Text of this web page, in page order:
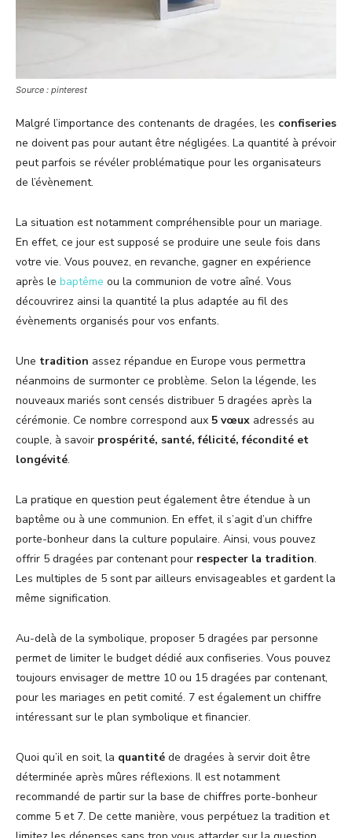
Source : pinterest
Malgré l’importance des contenants de dragées, les confiseries
ne doivent pas pour autant être négligées. La quantité à prévoir
peut parfois se révéler problématique pour les organisateurs
de l’évènement.
La situation est notamment compréhensible pour un mariage.
En effet, ce jour est supposé se produire une seule fois dans
votre vie. Vous pouvez, en revanche, gagner en expérience
après le baptême ou la communion de votre aîné. Vous
découvrirez ainsi la quantité la plus adaptée au fil des
évènements organisés pour vos enfants.
Une tradition assez répandue en Europe vous permettra
néanmoins de surmonter ce problème. Selon la légende, les
nouveaux mariés sont censés distribuer 5 dragées après la
cérémonie. Ce nombre correspond aux 5 vœux adressés au
couple, à savoir prospérité, santé, félicité, fécondité et
longévité.
La pratique en question peut également être étendue à un
baptême ou à une communion. En effet, il s’agit d’un chiffre
porte-bonheur dans la culture populaire. Ainsi, vous pouvez
offrir 5 dragées par contenant pour respecter la tradition.
Les multiples de 5 sont par ailleurs envisageables et gardent la
même signification.
Au-delà de la symbolique, proposer 5 dragées par personne
permet de limiter le budget dédié aux confiseries. Vous pouvez
toujours envisager de mettre 10 ou 15 dragées par contenant,
pour les mariages en petit comité. 7 est également un chiffre
intéressant sur le plan symbolique et financier.
Quoi qu’il en soit, la quantité de dragées à servir doit être
déterminée après mûres réflexions. Il est notamment
recommandé de partir sur la base de chiffres porte-bonheur
comme 5 et 7. De cette manière, vous perpétuez la tradition et